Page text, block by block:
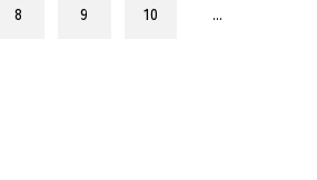
8 9 10 ...